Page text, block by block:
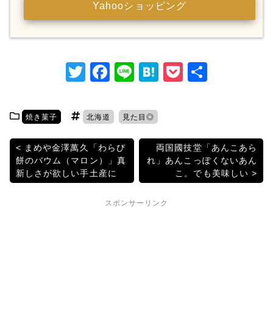
Yahooショッピング
T
itt
er
F
c
e
b
o
o
k
Li
e
H
a
P
et
焼き菓子 北海道 見た目◎
投
稿
まめや金澤萬久「わらび
餅のバウム（マロン）」真
新しさが欲しい手土産に
両国國技堂「あんこあら
れ」あんこっぽくないあん
こ。でも美味しい
スポンサーリンク